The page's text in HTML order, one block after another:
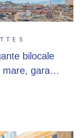
bilocale
garage